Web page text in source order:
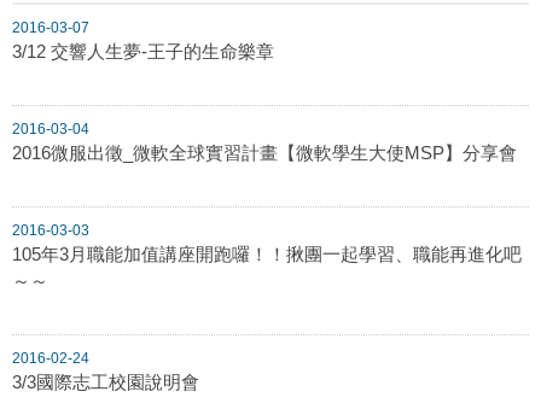
2016-03-07
3/12 交響人生夢-王子的生命樂章
2016-03-04
2016微服出徵_微軟全球實習計畫【微軟學生大使MSP】分享會
2016-03-03
105年3月職能加值講座開跑囉！！揪團一起學習、職能再進化吧
～～
2016-02-24
3/3國際志工校園說明會